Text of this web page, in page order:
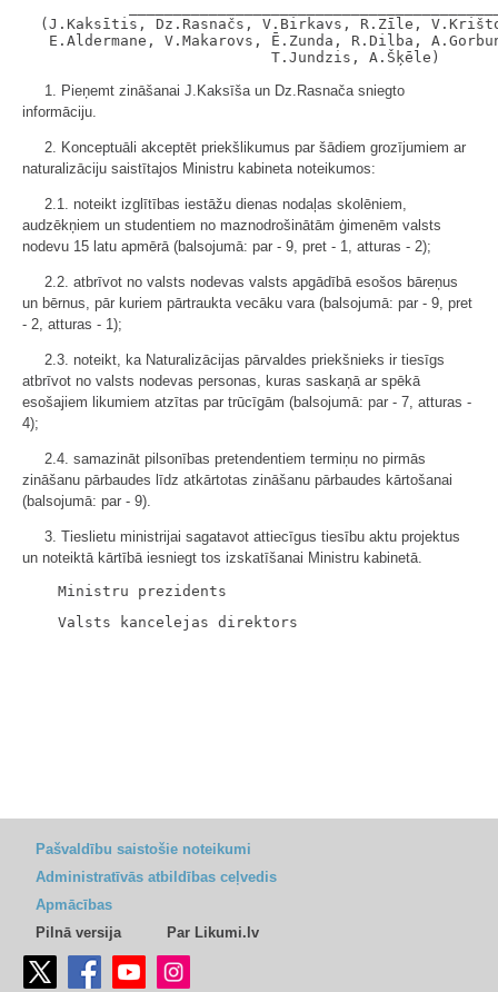
(J.Kaksītis, Dz.Rasnačs, V.Birkavs, R.Zīle,
E.Aldermane, V.Makarovs, Ē.Zunda, R.Dilba,
1. Pieņemt zināšanai J.Kaksīša un Dz.Rasnača sniegto
informāciju.
2. Konceptuāli akceptēt priekšlikumus par šādiem grozījumiem ar
naturalizāciju saistītajos Ministru kabineta noteikumos:
2.1. noteikt izglītības iestāžu dienas nodaļas skolēniem,
audzēkņiem un studentiem no maznodrošinātām ģimenēm valsts
nodevu 15 latu apmērā (balsojumā: par - 9, pret - 1, atturas - 2);
2.2. atbrīvot no valsts nodevas valsts apgādībā esošos bāreņus
un bērnus, pār kuriem pārtraukta vecāku vara (balsojumā: par - 9, pret
- 2, atturas - 1);
2.3. noteikt, ka Naturalizācijas pārvaldes priekšnieks ir tiesīgs
atbrīvot no valsts nodevas personas, kuras saskaņā ar spēkā
esošajiem likumiem atzītas par trūcīgām (balsojumā: par - 7, atturas -
4);
2.4. samazināt pilsonības pretendentiem termiņu no pirmās
zināšanu pārbaudes līdz atkārtotas zināšanu pārbaudes kārtošanai
(balsojumā: par - 9).
3. Tieslietu ministrijai sagatavot attiecīgus tiesību aktu projektus
un noteiktā kārtībā iesniegt tos izskatīšanai Ministru kabinetā.
Pašvaldību saistošie noteikumi
Administratīvās atbildības ceļvedis
Apmācības
Pilnā versija
Par Likumi.lv